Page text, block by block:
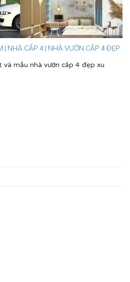
| NHÀ CẤP 4 | NHÀ VƯỜN CẤP 4 ĐẸP
mẫu nhà vườn cấp 4 đẹp xu